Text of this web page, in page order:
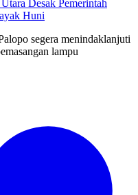
Desak Pemerintah
Huni
segera menindaklanjuti
lampu